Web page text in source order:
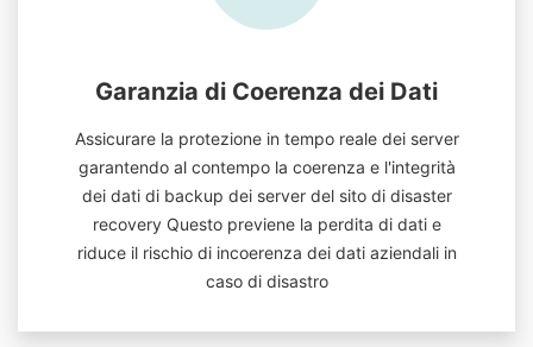
Garanzia di Coerenza dei Dati
Assicurare la protezione in tempo reale dei server
garantendo al contempo la coerenza e l'integrità
dei dati di backup dei server del sito di disaster
recovery Questo previene la perdita di dati e
riduce il rischio di incoerenza dei dati aziendali in
caso di disastro